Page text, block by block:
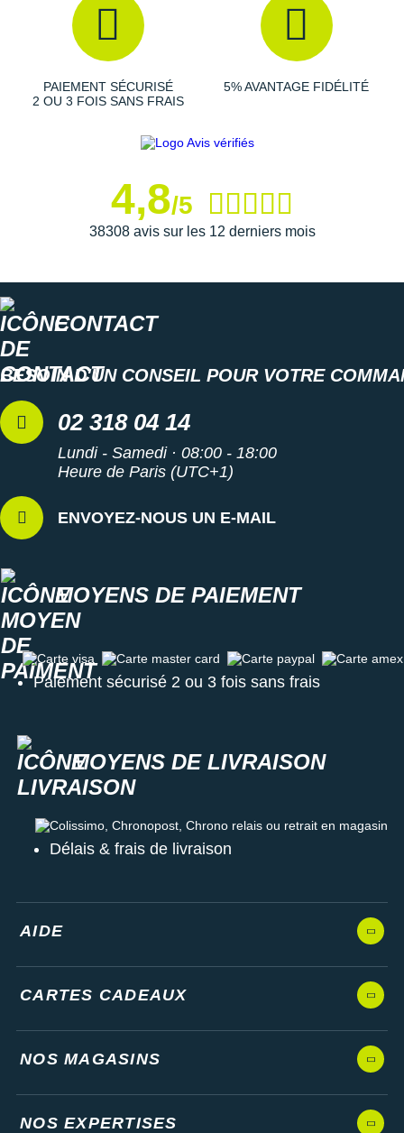
circuler au fil de votre parcours. Des sangles eyestay
sont présentes pour faciliter
l'ajustement
et assure un
bon maintien.
Semelle extérieure: Avec sa base large, la semelle
aplomb. Son revêtement en caoutchouc carboné permet
Contient des matériaux recyclés
Poids constaté chez i-Run : 280 g en taille 40
Les autres produitsSaucony
PAIEMENT SÉCURISÉ
2 OU 3 FOIS SANS FRAIS
5% AVANTAGE FIDÉLITÉ
4,8/5
38308 avis sur les 12 derniers mois
CONTACT
BESOIN D'UN CONSEIL POUR VOTRE
02 318 04 14
Lundi - Samedi · 08:00 - 18:00
Heure de Paris (UTC+1)
ENVOYEZ-NOUS UN E-MAIL
MOYENS DE PAIEMENT
Carte visa Carte master card Carte paypal Carte amex
Paiement sécurisé 2 ou 3 fois sans frais
MOYENS DE LIVRAISON
Colissimo, Chronopost, Chrono relais ou retrait en magasin
Délais & frais de livraison
AIDE
CARTES CADEAUX
NOS MAGASINS
NOS EXPERTISES